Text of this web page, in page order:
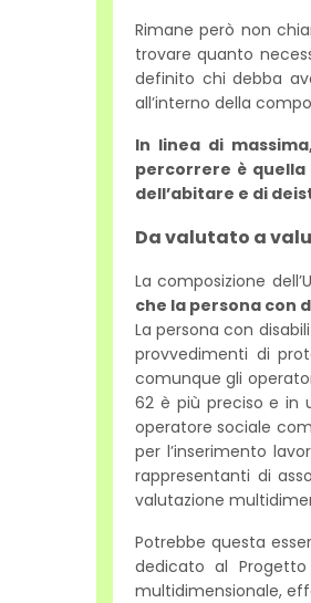
Rimane però non
trovare quanto
definito chi debba
all’interno della
In linea di
percorrere è
dell’abitare e di
Da valutato a
La composizione
che la persona con
La persona con
provvedimenti di
comunque gli
62 è più preciso e in
operatore sociale
per l’inserimento
rappresentanti di
valutazione
Potrebbe questa
dedicato al
multidimensionale,